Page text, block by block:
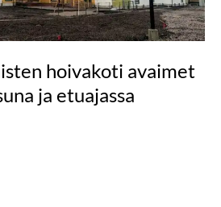
hoivakoti avaimet
ja etuajassa